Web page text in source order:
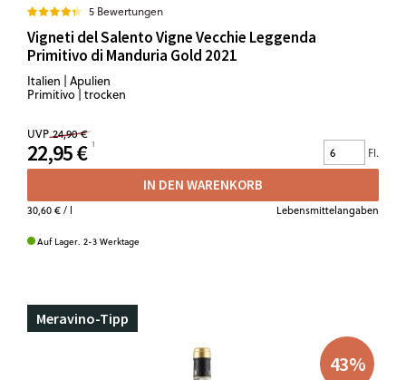
5 Bewertungen
Vigneti del Salento Vigne Vecchie Leggenda
Primitivo di Manduria Gold 2021
Italien | Apulien
Primitivo | trocken
UVP 24,90 €
22,95 € Fl.
IN DEN WARENKORB
30,60 €/ l Lebensmittelangaben
Auf Lager. 2-3 Werktage
Meravino-Tipp
43%